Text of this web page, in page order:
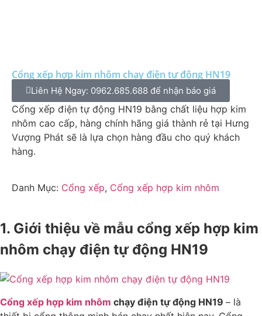
Cổng xếp hợp kim nhôm chạy điện tự động HN19
Liên Hệ Ngay: 0962.685.688 để nhận báo giá
Cổng xếp điện tự động HN19 bằng chất liệu hợp kim
nhôm cao cấp, hàng chính hãng giá thành rẻ tại Hưng
Vượng Phát sẽ là lựa chọn hàng đầu cho quý khách
hàng.
Danh Mục: Cổng xếp, Cổng xếp hợp kim nhôm
1. Giới thiệu về mẫu cổng xếp hợp kim
nhôm chạy điện tự động HN19
Cổng xếp hợp kim nhôm chạy điện tự động HN19 – là